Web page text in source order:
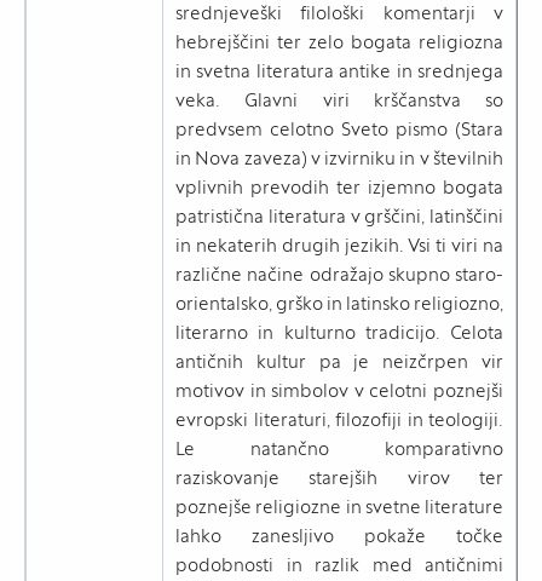
srednjeveški filološki komentarji v
hebrejščini ter zelo bogata religiozna
in svetna literatura antike in srednjega
veka. Glavni viri krščanstva so
predvsem celotno Sveto pismo (Stara
in Nova zaveza) v izvirniku in v številnih
vplivnih prevodih ter izjemno bogata
patristična literatura v grščini, latinščini
in nekaterih drugih jezikih. Vsi ti viri na
različne načine odražajo skupno staro-
orientalsko, grško in latinsko religiozno,
literarno in kulturno tradicijo. Celota
antičnih kultur pa je neizčrpen vir
motivov in simbolov v celotni poznejši
evropski literaturi, filozofiji in teologiji.
Le natančno komparativno
raziskovanje starejših virov ter
poznejše religiozne in svetne literature
lahko zanesljivo pokaže točke
podobnosti in razlik med antičnimi